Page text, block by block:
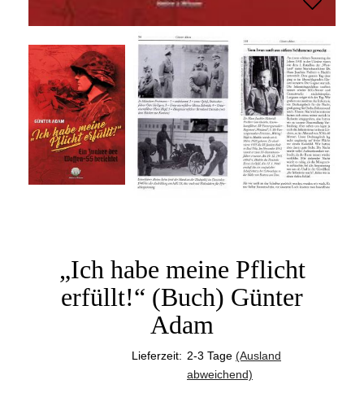
„Ich habe meine Pflicht
erfüllt!“ (Buch) Günter
Adam
Lieferzeit: 2-3 Tage (Ausland
abweichend)